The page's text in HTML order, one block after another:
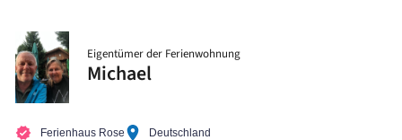
Eigentümer der Ferienwohnung
Michael
Ferienhaus Rose Deutschland